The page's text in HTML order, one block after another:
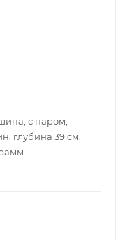
с паром,
глубина 39 см,